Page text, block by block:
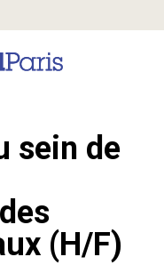
sein de
(H/F)